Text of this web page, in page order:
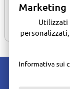
Marketing
Utilizzati per mostrarti contenuti e annunci
Informativa sui
per